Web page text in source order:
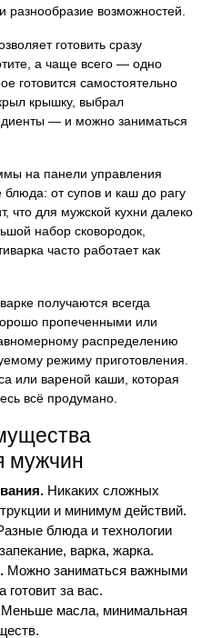
разнообразие возможностей.
готовить сразу
а чаще всего — одно
готовится самостоятельно
крышку, выбрал
— и можно заниматься
на панели управления
блюда: от супов и каш до рагу
что для мужской кухни далеко
набор сковородок,
часто работает как
получаются всегда
пропеченными или
распределению
режиму приготовления.
или вареной каши, которая
всё продумано.
мужчин
Никаких сложных
и минимум действий.
блюда и технологии
варка, жарка.
Можно заниматься важными
готовит за вас.
Меньше масла, минимальная